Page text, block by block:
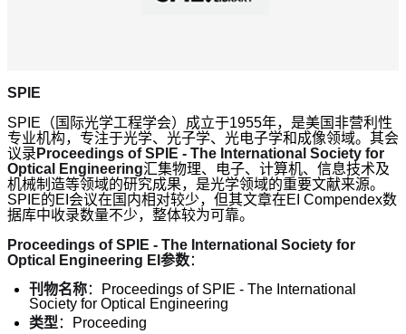
SPIE
SPIE（国际光学工程学会）成立于1955年，是美国非营利性
专业机构，专注于光学、光子学、光电子学和成像领域。其会
议录 Proceedings of SPIE - The International Society for
Optical Engineering汇集物理、电子、计算机、信息技术及
机械制造等领域的研究成果，是光学领域的重要文献来源。
SPIE的EI会议在国内相对较少，但其文章在EI Compendex数
据库中收录数量不少，整体较为可靠。
Proceedings of SPIE - The International Society for
Optical Engineering EI参数：
刊物名称：Proceedings of SPIE - The International
Society for Optical Engineering
类型：Proceeding